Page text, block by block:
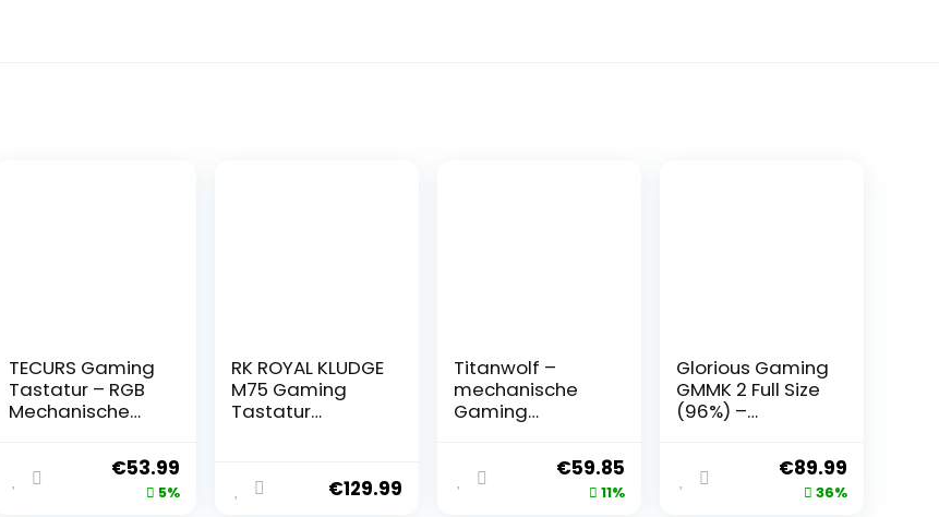
TECURS Gaming
Tastatur – RGB
Mechanische
Bluetooth/2.4G/
Mit Kabel, 65%
€53.99
5%
RK ROYAL KLUDGE
M75 Gaming
Tastatur
Mechanische
Tastatur RGB 2,4
€129.99
Titanwolf –
mechanische
Gaming
Keyboard – Anti
Ghosting –
€59.85
11%
Glorious Gaming
GMMK 2 Full Size
(96%) –
Keyboard,
Aluminiumrahm
€89.99
36%